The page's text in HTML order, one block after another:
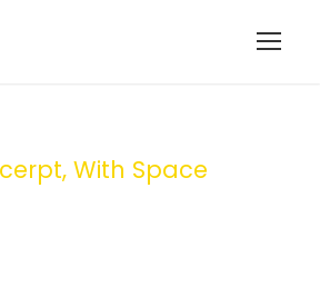
With Space